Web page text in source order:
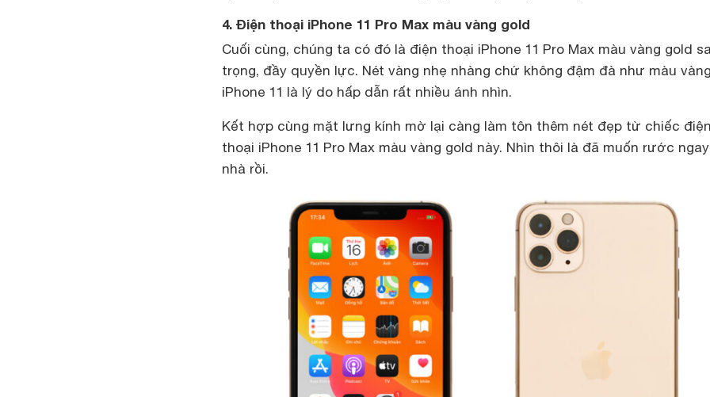
4. Điện thoại iPhone 11 Pro Max màu vàng gold
Cuối cùng, chúng ta có đó là điện thoại iPhone 11 Pro Max màu vàng gold
trọng, đầy quyền lực. Nét vàng nhẹ nhàng chứ không đậm đà như màu
iPhone 11 là lý do hấp dẫn rất nhiều ánh nhìn.
Kết hợp cùng mặt lưng kính mờ lại càng làm tôn thêm nét đẹp từ chiếc điện
thoại iPhone 11 Pro Max màu vàng gold này. Nhìn thôi là đã muốn rước
nhà rồi.